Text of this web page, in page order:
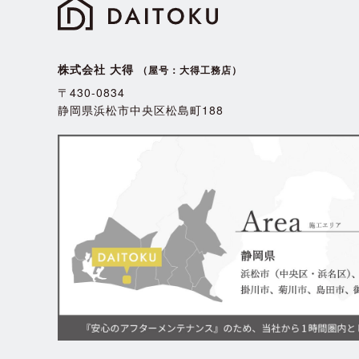
株式会社 大得 （屋号：大得工務店）
〒430-0834
静岡県浜松市中央区松島町188